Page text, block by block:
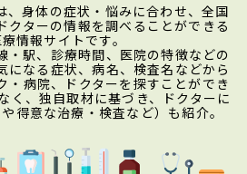
、身体の症状・悩みに合わせ、全国
クターの情報を調べることができる
情報サイトです。
・駅、診療時間、医院の特徴などの
になる症状、病名、検査名などから
・病院、ドクターを探すことができ
く、独自取材に基づき、ドクターに
得意な治療・検査など）も紹介。